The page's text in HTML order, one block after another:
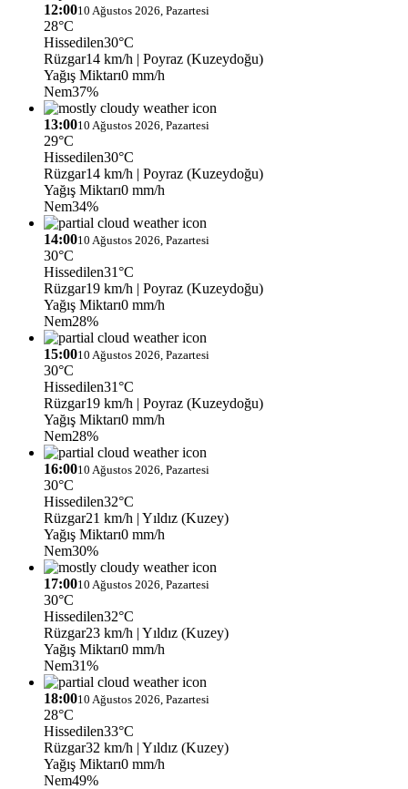
12:0010 Ağustos 2026, Pazartesi
28°C
Hissedilen30°C
Rüzgar14 km/h | Poyraz (Kuzeydoğu)
Yağış Miktarı0 mm/h
Nem37%
13:0010 Ağustos 2026, Pazartesi
29°C
Hissedilen30°C
Rüzgar14 km/h | Poyraz (Kuzeydoğu)
Yağış Miktarı0 mm/h
Nem34%
14:0010 Ağustos 2026, Pazartesi
30°C
Hissedilen31°C
Rüzgar19 km/h | Poyraz (Kuzeydoğu)
Yağış Miktarı0 mm/h
Nem28%
15:0010 Ağustos 2026, Pazartesi
30°C
Hissedilen31°C
Rüzgar19 km/h | Poyraz (Kuzeydoğu)
Yağış Miktarı0 mm/h
Nem28%
16:0010 Ağustos 2026, Pazartesi
30°C
Hissedilen32°C
Rüzgar21 km/h | Yıldız (Kuzey)
Yağış Miktarı0 mm/h
Nem30%
17:0010 Ağustos 2026, Pazartesi
30°C
Hissedilen32°C
Rüzgar23 km/h | Yıldız (Kuzey)
Yağış Miktarı0 mm/h
Nem31%
18:0010 Ağustos 2026, Pazartesi
28°C
Hissedilen33°C
Rüzgar32 km/h | Yıldız (Kuzey)
Yağış Miktarı0 mm/h
Nem49%